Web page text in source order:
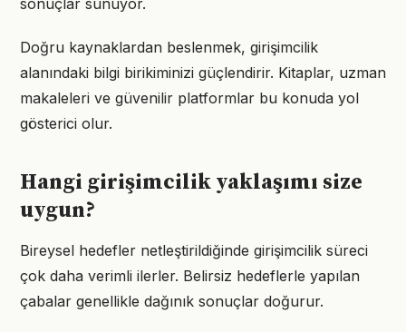
sonuçlar sunuyor.
Doğru kaynaklardan beslenmek, girişimcilik
alanındaki bilgi birikiminizi güçlendirir. Kitaplar, uzman
makaleleri ve güvenilir platformlar bu konuda yol
gösterici olur.
Hangi girişimcilik yaklaşımı size
uygun?
Bireysel hedefler netleştirildiğinde girişimcilik süreci
çok daha verimli ilerler. Belirsiz hedeflerle yapılan
çabalar genellikle dağınık sonuçlar doğurur.